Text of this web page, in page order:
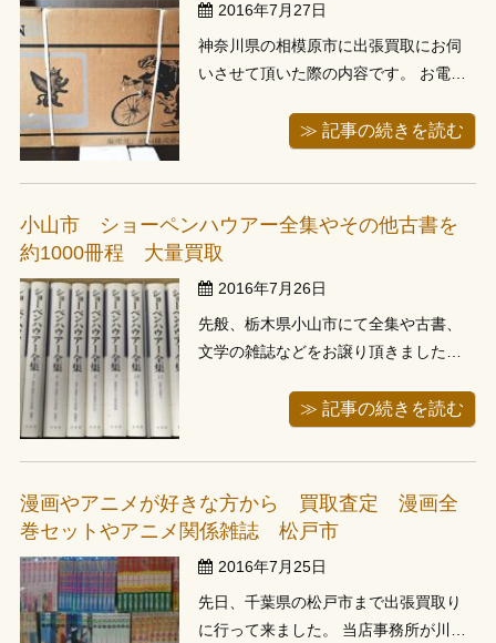
2016年7月27日
神奈川県の相模原市に出張買取にお伺
いさせて頂いた際の内容です。 お電話
セットなどが計300冊程あるとのことを
車関係の単行本や雑誌、漫画などが多
数あり、刊行年数も新しいものが多か
ったため、古本のみで纏まった金額に...
≫ 記事の続きを読む
小山市 ショーペンハウアー全集やその他古書を
約1000冊程 大量買取
2016年7月26日
先般、栃木県小山市にて全集や古書、
文学の雑誌などをお譲り頂きました。
時間少々で到着し査定をさせて頂きま
拝見させて頂きます。全集や古書が多
めで、全集につきましては、揃ってい
るものが多く、当店とてしましてもあ
りが...
≫ 記事の続きを読む
漫画やアニメが好きな方から 買取査定 漫画全
巻セットやアニメ関係雑誌 松戸市
2016年7月25日
先日、千葉県の松戸市まで出張買取り
に行って来ました。 当店事務所が川口